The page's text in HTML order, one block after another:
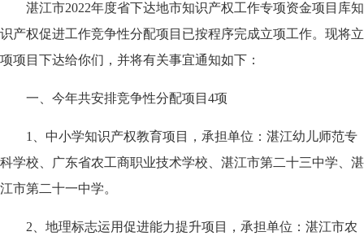
湛江市2022年度省下达地市知识产权工作专项资金项目库知
识产权促进工作竞争性分配项目已按程序完成立项工作。现将立
项项目下达给你们，并将有关事宜通知如下：
一、今年共安排竞争性分配项目4项
1、中小学知识产权教育项目，承担单位：湛江幼儿师范专
科学校、广东省农工商职业技术学校、湛江市第二十三中学、湛
江市第二十一中学。
2、地理标志运用促进能力提升项目，承担单位：湛江市农